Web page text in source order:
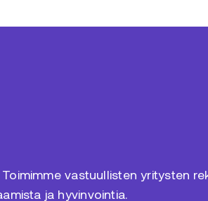
vastuullisten yritysten
ja hyvinvointia.